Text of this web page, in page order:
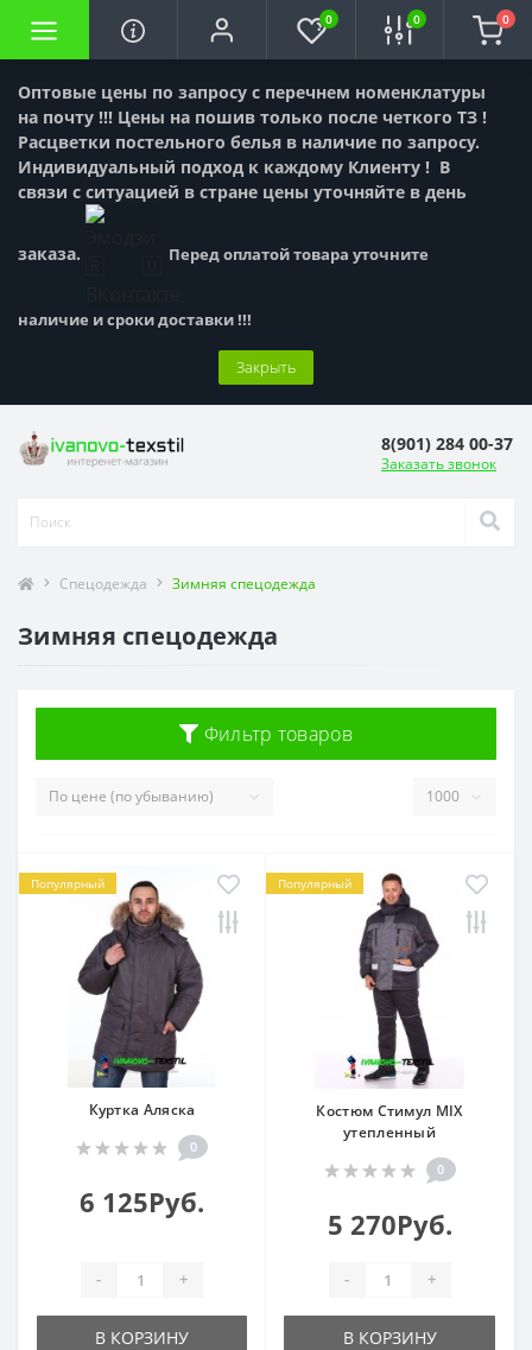
Оптовые цены по запросу с перечнем номенклатуры
на почту !!! Цены на пошив только после четкого ТЗ !
Расцветки постельного белья в наличие по запросу.
Индивидуальный подход к каждому Клиенту ! В
связи с ситуацией в стране цены уточняйте в день
заказа. Перед оплатой товара уточните
наличие и сроки доставки !!!
Закрыть
0 0 0
8(901) 284 00-37
Заказать звонок
Спецодежда Зимняя спецодежда
Зимняя спецодежда
Фильтр товаров
Популярный
Куртка Аляска
0
6 125Руб.
- +
В КОРЗИНУ
Популярный
Костюм Стимул MIX
утепленный
0
5 270Руб.
- +
В КОРЗИНУ